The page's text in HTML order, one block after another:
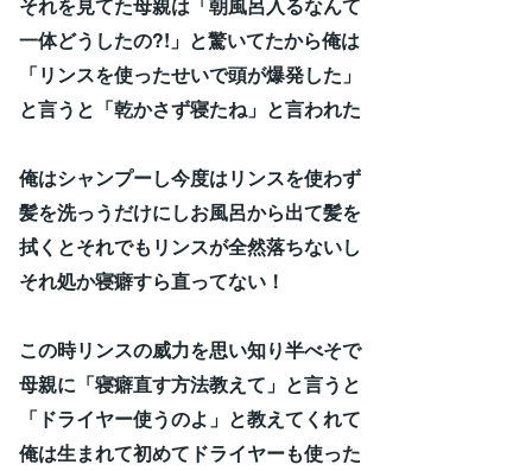
一体どうしたの?!」と驚いてたから俺は
「リンスを使ったせいで頭が爆発した」
と言うと「乾かさず寝たね」と言われた
俺はシャンプーし今度はリンスを使わず
髪を洗っうだけにしお風呂から出て髪を
拭くとそれでもリンスが全然落ちないし
それ処か寝癖すら直ってない！
この時リンスの威力を思い知り半べそで
母親に「寝癖直す方法教えて」と言うと
「ドライヤー使うのよ」と教えてくれて
俺は生まれて初めてドライヤーも使った